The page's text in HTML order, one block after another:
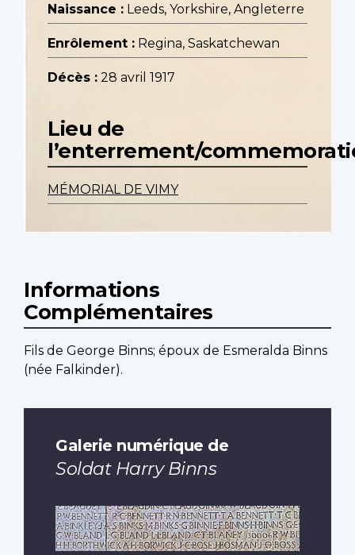
Naissance : Leeds, Yorkshire, Angleterre
Enrôlement : Regina, Saskatchewan
Décès : 28 avril 1917
Lieu de
l’enterrement/
MÉMORIAL DE VIMY
Informations
Complémentaires
Fils de George Binns; époux de Esmeralda Binns
(née Falkinder).
Galerie numérique de
Soldat Harry Binns